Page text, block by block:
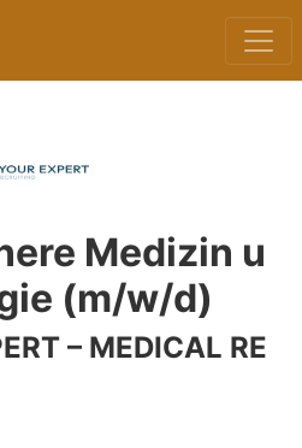
Medizin u
(m/w/d)
– MEDICAL RE